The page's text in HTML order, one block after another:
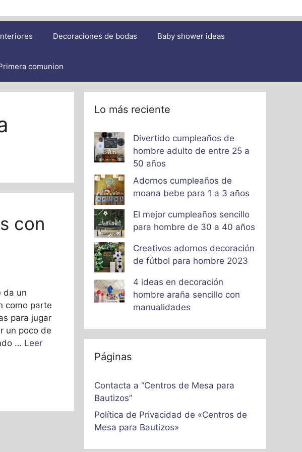
Decoraciones de bodas Baby shower ideas
comunion
con
da un
como parte
para jugar
un poco de
… Leer
Lo más reciente
Divertido cumpleaños de
hombre adulto de entre 25 a
50 años
Adornos cumpleaños de
moana bebe para 1 a 3 años
El mejor cumpleaños sencillo
para hombre de 30 a 40 años
Creativos adornos decoración
de fútbol para hombre 2023
4 ideas en decoración
hombre araña sencillo con
manualidades
Páginas
Contacta a “Centros de Mesa para
Bautizos”
Política de Privacidad de «Centros de
Mesa para Bautizos»